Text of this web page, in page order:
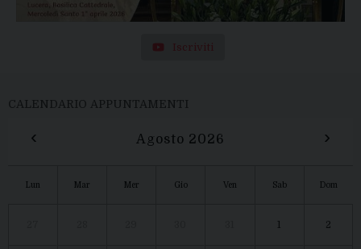
Iscriviti
CALENDARIO APPUNTAMENTI
‹ Agosto 2026 ›
Lun Mar Mer Gio Ven Sab Dom
1 2